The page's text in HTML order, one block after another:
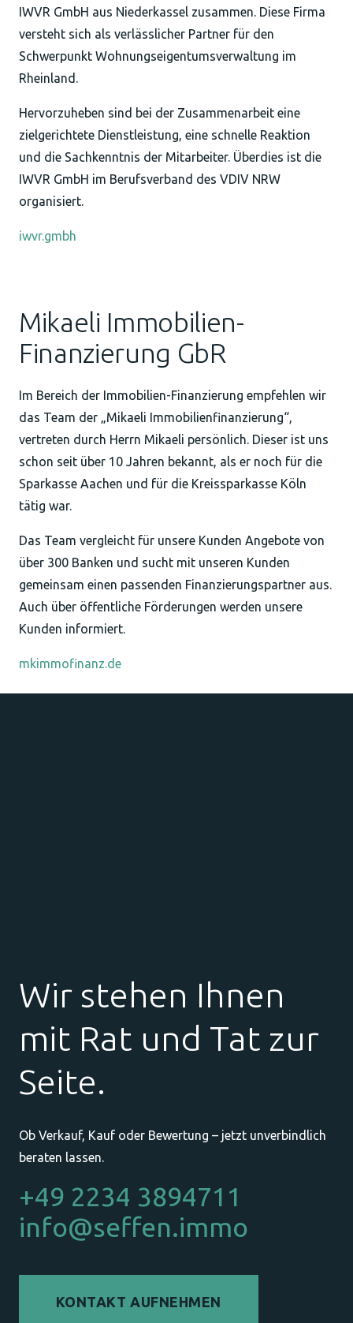
IWVR GmbH aus Niederkassel zusammen. Diese Firma
versteht sich als verlässlicher Partner für den
Schwerpunkt Wohnungseigentumsverwaltung im
Rheinland.
Hervorzuheben sind bei der Zusammenarbeit eine
zielgerichtete Dienstleistung, eine schnelle Reaktion
und die Sachkenntnis der Mitarbeiter. Überdies ist die
IWVR GmbH im Berufsverband des VDIV NRW
organisiert.
iwvr.gmbh
Mikaeli Immobilien-
Finanzierung GbR
Im Bereich der Immobilien-Finanzierung empfehlen wir
das Team der „Mikaeli Immobilienfinanzierung“,
vertreten durch Herrn Mikaeli persönlich. Dieser ist uns
schon seit über 10 Jahren bekannt, als er noch für die
Sparkasse Aachen und für die Kreissparkasse Köln
tätig war.
Das Team vergleicht für unsere Kunden Angebote von
über 300 Banken und sucht mit unseren Kunden
gemeinsam einen passenden Finanzierungspartner aus.
Auch über öffentliche Förderungen werden unsere
Kunden informiert.
mkimmofinanz.de
Wir stehen Ihnen
mit Rat und Tat zur
Seite.
Ob Verkauf, Kauf oder Bewertung – jetzt unverbindlich
beraten lassen.
+49 2234 3894711
info@seffen.immo
KONTAKT AUFNEHMEN